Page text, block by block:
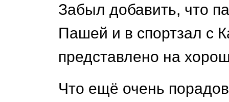
Забыл добавить, что
Пашей и в спортзал с
представлено на
Что ещё очень